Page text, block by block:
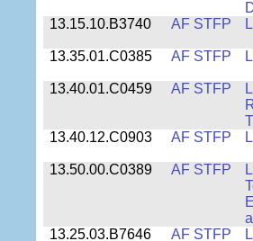
13.15.10.B3740
AF STFP
13.35.01.C0385 AF STFP
13.40.01.C0459 AF STFP
13.40.12.C0903
AF STFP
13.50.00.C0389 AF STFP
13.25.03.B7646
AF STFP